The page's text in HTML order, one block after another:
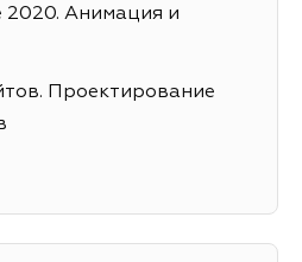
2020. Анимация и
Проектирование